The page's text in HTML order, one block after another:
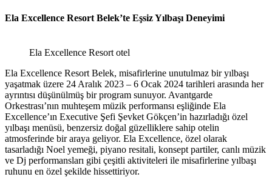
Ela Excellence Resort Belek’te Eşsiz Yılbaşı Deneyimi
Ela Excellence Resort otel
Ela Excellence Resort Belek, misafirlerine unutulmaz bir yılbaşı
yaşatmak üzere 24 Aralık 2023 – 6 Ocak 2024 tarihleri arasında her
ayrıntısı düşünülmüş bir program sunuyor. Avantgarde
Orkestrası’nın muhteşem müzik performansı eşliğinde Ela
Excellence’ın Executive Şefi Şevket Gökçen’in hazırladığı özel
yılbaşı menüsü, benzersiz doğal güzelliklere sahip otelin
atmosferinde bir araya geliyor. Ela Excellence, özel olarak
tasarladığı Noel yemeği, piyano resitali, konsept partiler, canlı müzik
ve Dj performansları gibi çeşitli aktiviteleri ile misafirlerine yılbaşı
ruhunu en özel şekilde hissettiriyor.